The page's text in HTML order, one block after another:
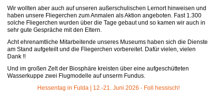
Wir wollten aber auch auf unseren außerschulischen Lernort hinweisen und
haben unsere Fliegerchen zum Anmalen als Aktion angeboten. Fast 1.300
solche Fliegerchen wurden über die Tage gebaut und so kamen wir auch in
sehr gute Gespräche mit den Eltern.
Acht ehrenamtliche Mitarbeitende unseres Museums haben sich die Dienste
am Stand aufgeteilt und die Fliegerchen vorbereitet. Dafür vielen, vielen
Dank !!
Und im großen Zelt der Biosphäre kreisten über eine aufgeschütteten
Wasserkuppe zwei Flugmodelle auf unserm Fundus.
Hessentag in Fulda | 12.-21. Juni 2026 - Foll hessisch!